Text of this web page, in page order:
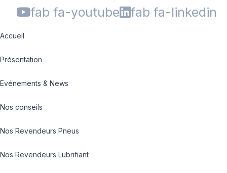
fab fa-youtube
fab fa-linkedin
Accueil
Présentation
Evénements & News
Nos conseils
Nos Revendeurs Pneus
Nos Revendeurs Lubrifiant